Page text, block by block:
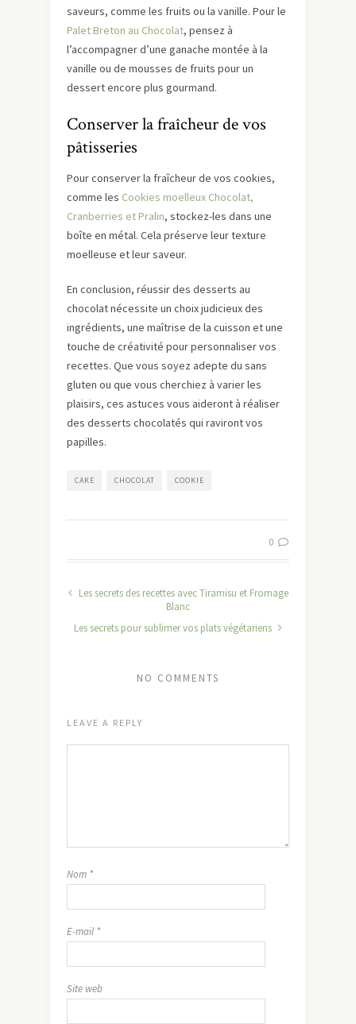
saveurs, comme les fruits ou la vanille. Pour le
Palet Breton au Chocolat, pensez à
l’accompagner d’une ganache montée à la
vanille ou de mousses de fruits pour un
dessert encore plus gourmand.
Conserver la fraîcheur de vos
pâtisseries
Pour conserver la fraîcheur de vos cookies,
comme les Cookies moelleux Chocolat,
Cranberries et Pralin, stockez-les dans une
boîte en métal. Cela préserve leur texture
moelleuse et leur saveur.
En conclusion, réussir des desserts au
chocolat nécessite un choix judicieux des
ingrédients, une maîtrise de la cuisson et une
touche de créativité pour personnaliser vos
recettes. Que vous soyez adepte du sans
gluten ou que vous cherchiez à varier les
plaisirs, ces astuces vous aideront à réaliser
des desserts chocolatés qui raviront vos
papilles.
CAKE CHOCOLAT COOKIE
0
Les secrets des recettes avec Tiramisu et Fromage
Blanc
Les secrets pour sublimer vos plats végétariens
NO COMMENTS
LEAVE A REPLY
Nom *
E-mail *
Site web